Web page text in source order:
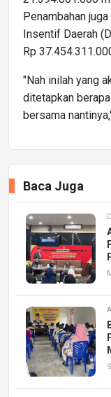
Penambahan
Insentif Daerah
Rp
"Nah inilah yang
ditetapkan
bersama
Baca Juga